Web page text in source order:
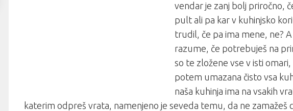
vendar je zanj bolj priročno,
pult ali pa kar v kuhinjsko
trudil, če pa ima mene, ne?
razume, če potrebuješ na
so te zložene vse v isti omari,
potem umazana čisto vsa
naša kuhinja ima na vsakih
katerim odpreš vrata, namenjeno je seveda temu, da ne zamažeš